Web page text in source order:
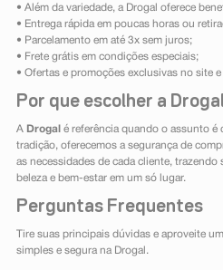
• Além da variedade, a Drogal oferece
• Entrega rápida em poucas horas ou
• Parcelamento em até 3x sem juros;
• Frete grátis em condições especiais;
• Ofertas e promoções exclusivas no site e
Por que escolher a
A Drogal é referência quando o assunto é
tradição, oferecemos a segurança de
as necessidades de cada cliente, trazendo
beleza e bem-estar em um só lugar.
Perguntas Frequentes
Tire suas principais dúvidas e aproveite
simples e segura na Drogal.